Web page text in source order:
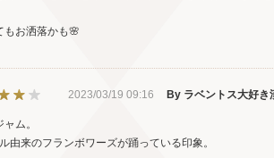
もお洒落かも🌸
2023/03/19 09:16 By ラベントス大好き
ム。
由来のフランボワーズが踊っている印象。